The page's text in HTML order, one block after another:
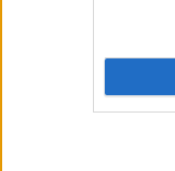
legge, in quel
ritardi e
difetto era,
Corte
– la parte